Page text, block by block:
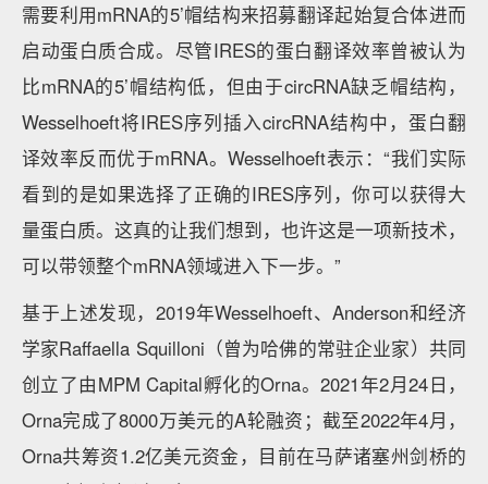
需要利用mRNA的5’帽结构来招募翻译起始复合体进而
启动蛋白质合成。尽管IRES的蛋白翻译效率曾被认为
比mRNA的5’帽结构低，但由于circRNA缺乏帽结构，
Wesselhoeft将IRES序列插入circRNA结构中，蛋白翻
译效率反而优于mRNA。Wesselhoeft表示：“我们实际
看到的是如果选择了正确的IRES序列，你可以获得大
量蛋白质。这真的让我们想到，也许这是一项新技术，
可以带领整个mRNA领域进入下一步。”
基于上述发现，2019年Wesselhoeft、Anderson和经济
学家Raffaella Squilloni（曾为哈佛的常驻企业家）共同
创立了由MPM Capital孵化的Orna。2021年2月24日，
Orna完成了8000万美元的A轮融资；截至2022年4月，
Orna共筹资1.2亿美元资金，目前在马萨诸塞州剑桥的